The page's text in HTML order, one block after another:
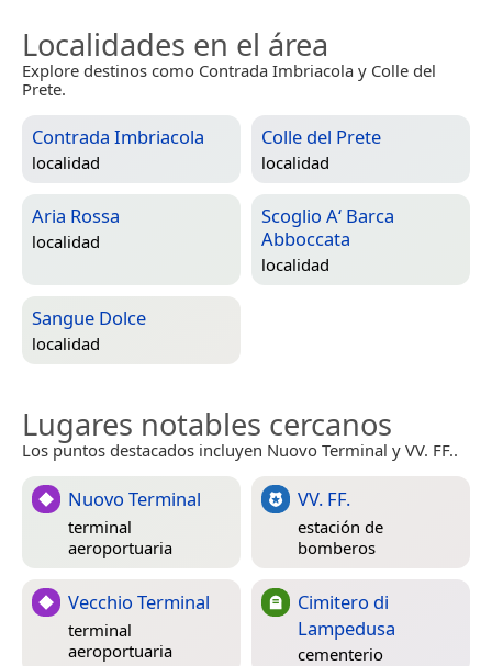
Localidades en el área
Explore destinos como Contrada Imbriacola y Colle del
Prete.
Contrada Imbriacola
localidad
Colle del Prete
localidad
Aria Rossa
localidad
Scoglio A‘ Barca
Abboccata
localidad
Sangue Dolce
localidad
Lugares notables cercanos
Los puntos destacados incluyen Nuovo Terminal y VV. FF..
Nuovo Terminal
terminal
aeroportuaria
VV. FF.
estación de
bomberos
Vecchio Terminal
terminal
aeroportuaria
Cimitero di
Lampedusa
cementerio